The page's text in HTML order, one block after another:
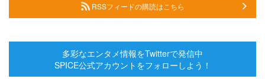
RSSフィードの購読はこちら
多彩なエンタメ情報をTwitterで発信中
SPICE公式アカウントをフォローしよう！